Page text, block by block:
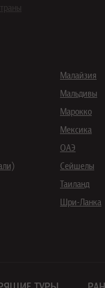
Малайзия
Мальдивы
Марокко
Мексика
ОАЭ
Сейшелы
Таиланд
Шри-Ланка